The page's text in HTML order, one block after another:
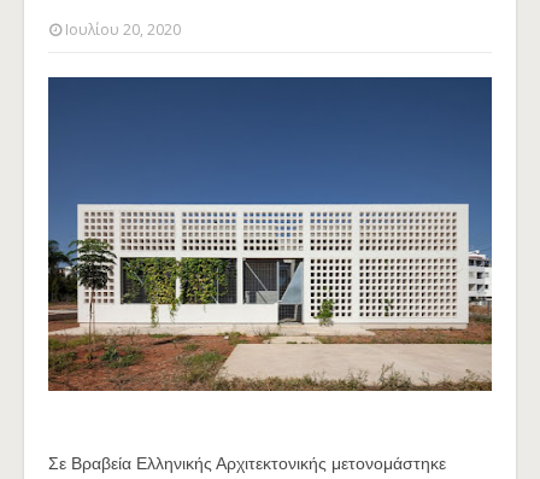
Ιουλίου 20, 2020
Σε Βραβεία Ελληνικής Αρχιτεκτονικής μετονομάστηκε